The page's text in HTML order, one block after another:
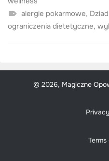
alergie pokarmowe,
ograniczenia dietetyczne,
© 2026, Magiczne